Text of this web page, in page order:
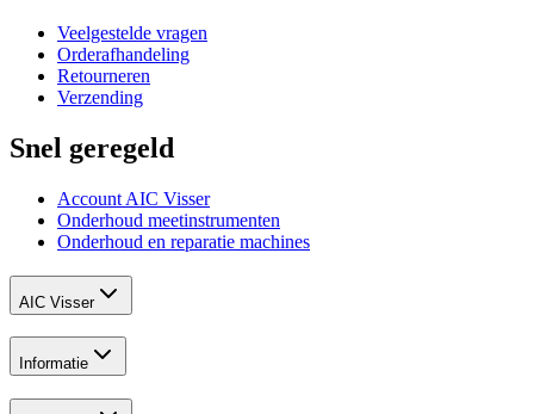
Veelgestelde vragen
Orderafhandeling
Retourneren
Verzending
Snel geregeld
Account AIC Visser
Onderhoud meetinstrumenten
Onderhoud en reparatie machines
AIC Visser
Informatie